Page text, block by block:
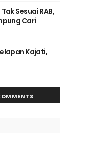
Sesuai RAB,
Cari
Kajati,